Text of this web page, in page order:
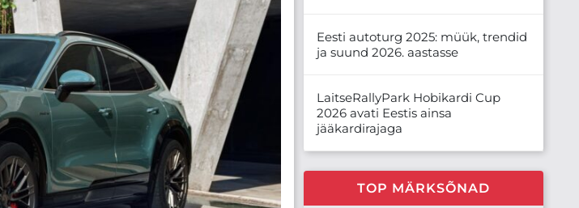
Eesti autoturg 2025: müük, trendid
ja suund 2026. aastasse
LaitseRallyPark Hobikardi Cup
2026 avati Eestis ainsa
jääkardirajaga
TOP MÄRKSÕNAD